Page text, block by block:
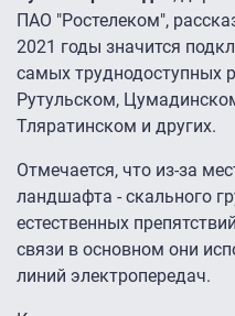
ПАО "Ростелеком",
2021 годы значится
самых труднодоступных
Рутульском,
Тляратинском и других.
Отмечается, что из-за
ландшафта - скального
естественных
связи в основном они
линий электропередач.